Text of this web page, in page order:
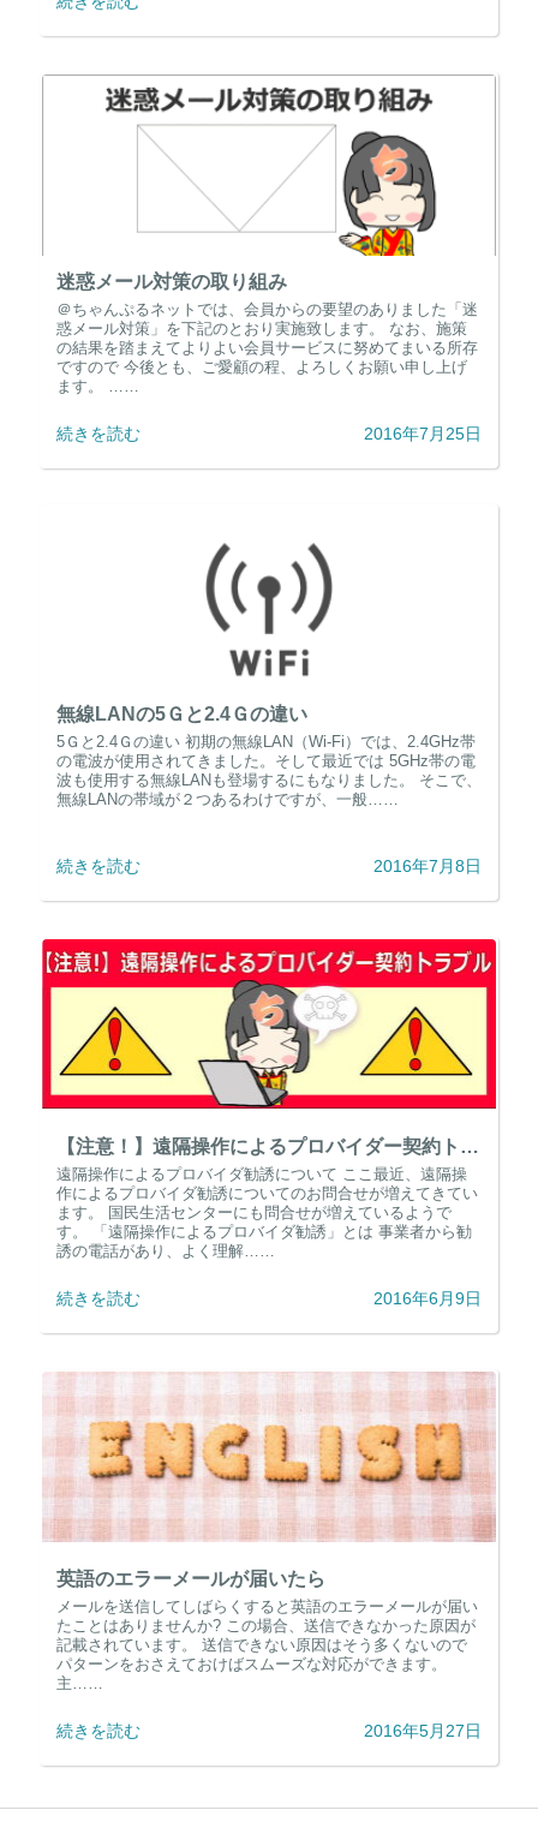
迷惑メール対策の取り組み
＠ちゃんぷるネットでは、会員からの要望のありました「迷
惑メール対策」を下記のとおり実施致します。 なお、施策
の結果を踏まえてよりよい会員サービスに努めてまいる所存
ですので 今後とも、ご愛顧の程、よろしくお願い申し上げ
ます。 ……
続きを読む 2016年7月25日
無線LANの5Ｇと2.4Ｇの違い
5Ｇと2.4Ｇの違い 初期の無線LAN（Wi-Fi）では、2.4GHz帯
の電波が使用されてきました。そして最近では 5GHz帯の電
波も使用する無線LANも登場するにもなりました。 そこで、
無線LANの帯域が２つあるわけですが、一般……
続きを読む 2016年7月8日
【注意！】遠隔操作によるプロバイダー契約トラブル
遠隔操作によるプロバイダ勧誘について ここ最近、遠隔操
作によるプロバイダ勧誘についてのお問合せが増えてきてい
ます。 国民生活センターにも問合せが増えているようで
す。 「遠隔操作によるプロバイダ勧誘」とは 事業者から勧
誘の電話があり、よく理解……
続きを読む 2016年6月9日
英語のエラーメールが届いたら
メールを送信してしばらくすると英語のエラーメールが届い
たことはありませんか? この場合、送信できなかった原因が
記載されています。 送信できない原因はそう多くないので
パターンをおさえておけばスムーズな対応ができます。
主……
続きを読む 2016年5月27日